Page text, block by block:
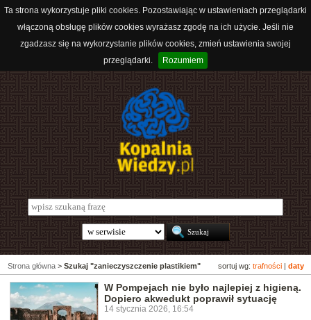
Ta strona wykorzystuje pliki cookies. Pozostawiając w ustawieniach przeglądarki
włączoną obsługę plików cookies wyrażasz zgodę na ich użycie. Jeśli nie
zgadzasz się na wykorzystanie plików cookies, zmień ustawienia swojej
przeglądarki.
Rozumiem
sortuj wg: trafności daty
Strona główna > Szukaj "zanieczyszczenie plastikiem"
W Pompejach nie było najlepiej z higieną.
Dopiero akwedukt poprawił sytuację
14 stycznia 2026, 16:54